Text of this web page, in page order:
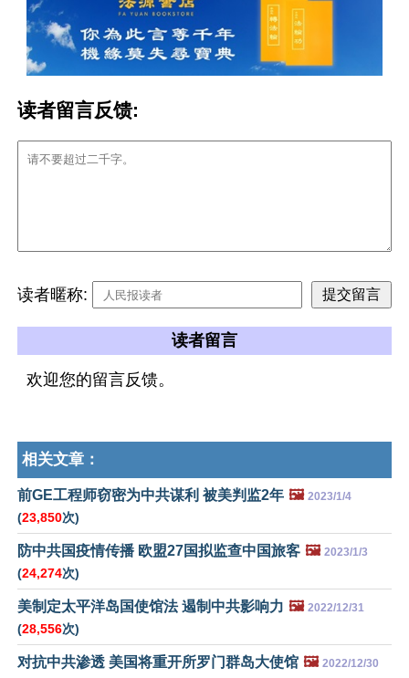
读者留言反馈:
读者暱称:
读者留言
欢迎您的留言反馈。
相关文章：
前GE工程师窃密为中共谋利 被美判监2年 🖼️ 2023/1/4
(23,850次)
防中共国疫情传播 欧盟27国拟监查中国旅客 🖼️ 2023/1/3
(24,274次)
美制定太平洋岛国使馆法 遏制中共影响力 🖼️ 2022/12/31
(28,556次)
对抗中共渗透 美国将重开所罗门群岛大使馆 🖼️ 2022/12/30